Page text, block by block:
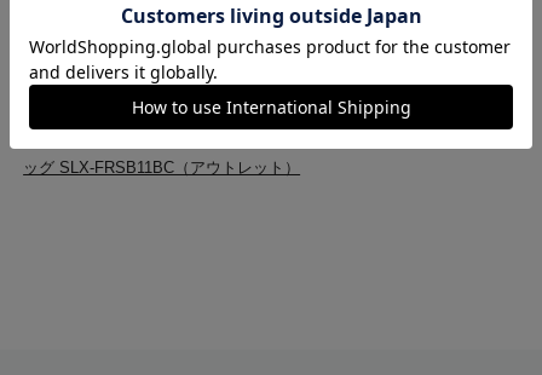
HAKUBA
>LUXXe フィールド ロールトップ ショルダーバッグ 11 カメラバ
ッグ SLX-FRSB11BC（アウトレット）
アウトレット商品一覧
ッグ SLX-FRSB11BC（アウトレット）